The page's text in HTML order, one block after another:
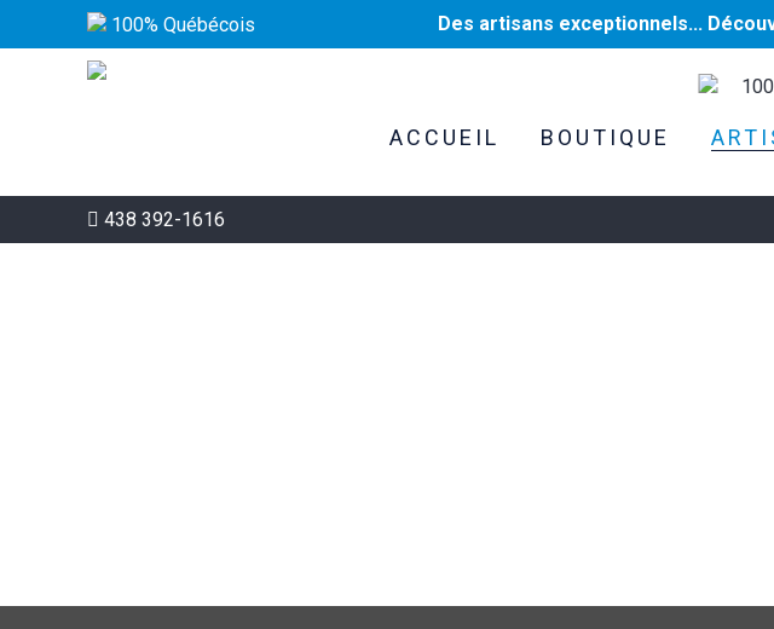
100% Québécois Des artisans exceptionnels...
ACCUEIL BOUTIQUE
438 392-1616